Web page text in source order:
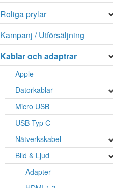
Roliga prylar
Kampanj / Utförsäljning
Kablar och adaptrar
Apple
Datorkablar
Micro USB
USB Typ C
Nätverkskabel
Bild & Ljud
Adapter